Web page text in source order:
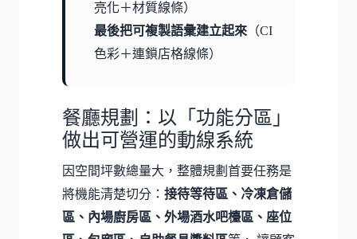
亮化＋材質線條）
最後把可複製語彙建立起來 （CI
色彩＋連鎖店格線條）
餐廳規劃：以「功能分區」
做出可營運的動線系統
因空間坪數總量大，整體規劃首要任務是
將機能清楚切分： 接待等待區、冷凍倉儲
區、內場廚房區、外場酒水吧檯區、座位